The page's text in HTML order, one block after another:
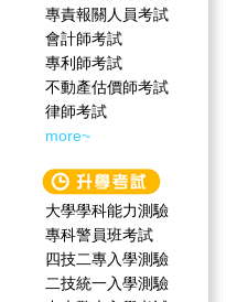
專責報關人員考試
會計師考試
專利師考試
不動產估價師考試
律師考試
more~
大學學科能力測驗
專科警員班考試
四技二專入學測驗
二技統一入學測驗